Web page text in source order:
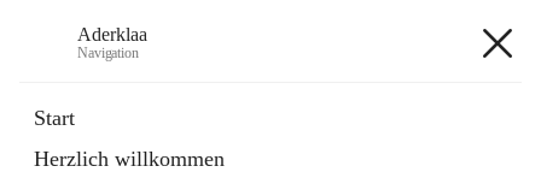
Aderklaa
Navigation
Start
Herzlich willkommen